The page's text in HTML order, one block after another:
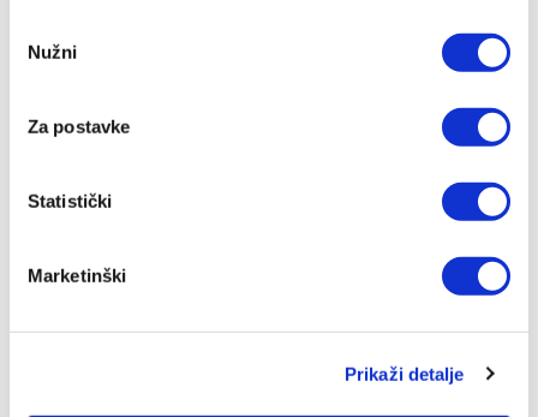
Selection
Nužni
Za postavke
Statistički
Marketinški
Prikaži detalje
06/08/2026